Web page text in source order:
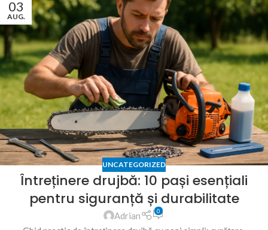
03
AUG.
UNCATEGORIZED
Întreținere drujbă: 10 pași esențiali
pentru siguranță și durabilitate
Adrian 0